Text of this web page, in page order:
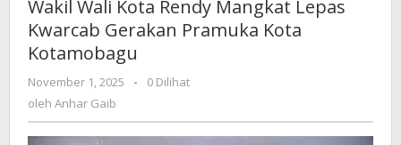
Rendy
Mangkat
Kota
Wakil Wali Kota Rendy Mangkat Lepas
Kwarcab Gerakan Pramuka Kota
Kotamobagu
November 1, 2025
oleh
-
0 Dilihat
oleh Anhar Gaib